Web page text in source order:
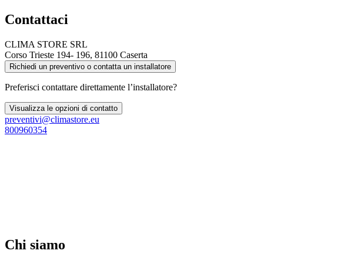
Contattaci
CLIMA STORE SRL
Corso Trieste 194- 196, 81100 Caserta
Richiedi un preventivo o contatta un installatore
Preferisci contattare direttamente l’installatore?
Visualizza le opzioni di contatto
preventivi@climastore.eu
800960354
Chi siamo